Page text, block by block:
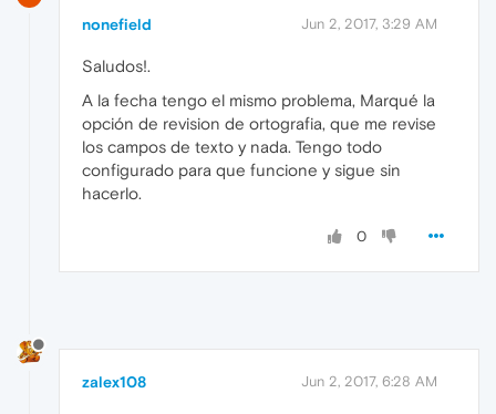
nonefield Jun 2, 2017, 3:29 AM
Saludos!.
A la fecha tengo el mismo problema, Marqué la
opción de revision de ortografia, que me revise
los campos de texto y nada. Tengo todo
configurado para que funcione y sigue sin
hacerlo.
0
zalex108 Jun 2, 2017, 6:28 AM